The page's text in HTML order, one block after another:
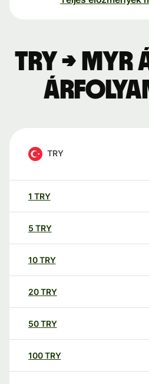
TRY →
TRY
1 TRY
5 TRY
10TRY
20TRY
50TRY
100TRY